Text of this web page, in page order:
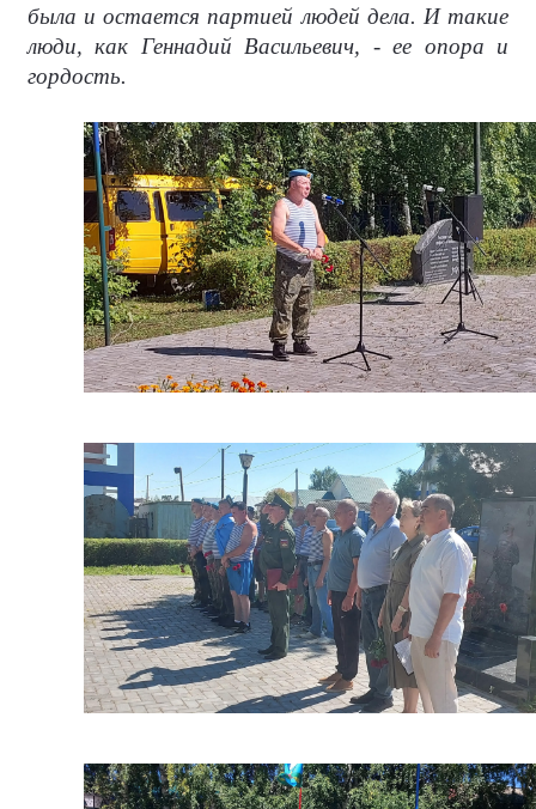
была и остается партией людей дела. И такие
люди, как Геннадий Васильевич, - ее опора и
гордость.